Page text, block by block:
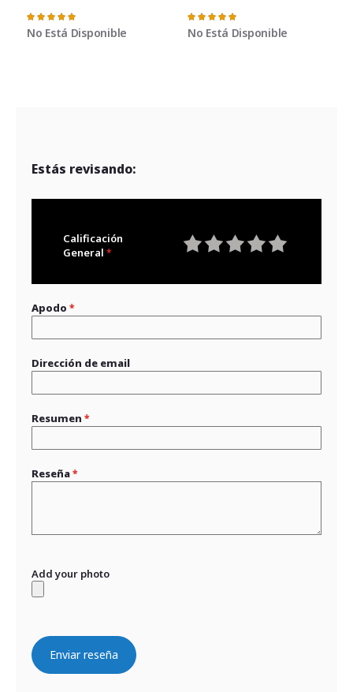
Valoración:
100%
No Está Disponible
Valoración:
100%
No Está Disponible
Estás revisando:
Calificación
General
Apodo
Dirección de email
Resumen
Reseña
Add your photo
Enviar reseña